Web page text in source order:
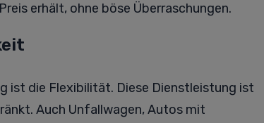
erhält, ohne böse Überraschungen.
ist die Flexibilität. Diese Dienstleistung ist
Auch Unfallwagen, Autos mit